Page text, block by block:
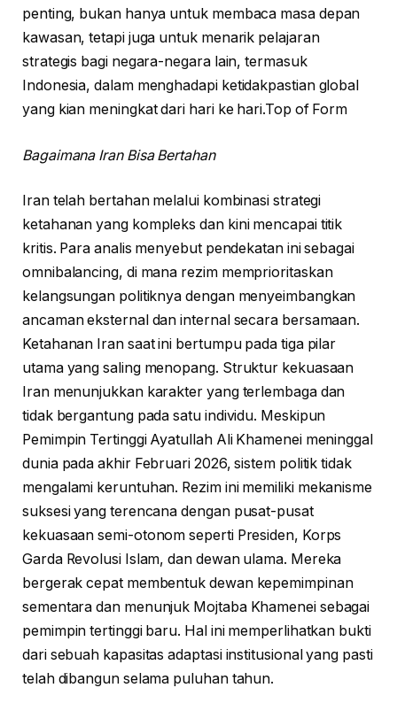
penting, bukan hanya untuk membaca masa depan
kawasan, tetapi juga untuk menarik pelajaran
strategis bagi negara-negara lain, termasuk
Indonesia, dalam menghadapi ketidakpastian global
yang kian meningkat dari hari ke hari.Top of Form
Bagaimana Iran Bisa Bertahan
Iran telah bertahan melalui kombinasi strategi
ketahanan yang kompleks dan kini mencapai titik
kritis. Para analis menyebut pendekatan ini sebagai
omnibalancing, di mana rezim memprioritaskan
kelangsungan politiknya dengan menyeimbangkan
ancaman eksternal dan internal secara bersamaan.
Ketahanan Iran saat ini bertumpu pada tiga pilar
utama yang saling menopang. Struktur kekuasaan
Iran menunjukkan karakter yang terlembaga dan
tidak bergantung pada satu individu. Meskipun
Pemimpin Tertinggi Ayatullah Ali Khamenei meninggal
dunia pada akhir Februari 2026, sistem politik tidak
mengalami keruntuhan. Rezim ini memiliki mekanisme
suksesi yang terencana dengan pusat-pusat
kekuasaan semi-otonom seperti Presiden, Korps
Garda Revolusi Islam, dan dewan ulama. Mereka
bergerak cepat membentuk dewan kepemimpinan
sementara dan menunjuk Mojtaba Khamenei sebagai
pemimpin tertinggi baru. Hal ini memperlihatkan bukti
dari sebuah kapasitas adaptasi institusional yang pasti
telah dibangun selama puluhan tahun.